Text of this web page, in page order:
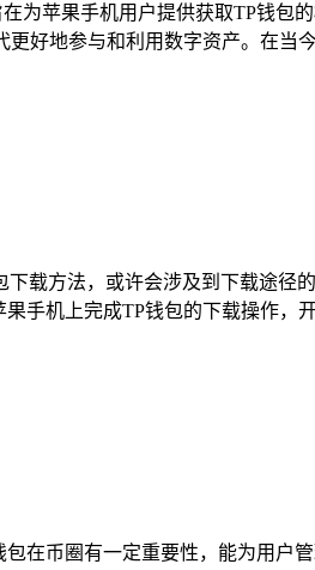
为苹果手机用户提供获取TP钱包
好地参与和利用数字资产。在当
载方法，或许会涉及到下载途径
手机上完成TP钱包的下载操作，
在币圈有一定重要性，能为用户